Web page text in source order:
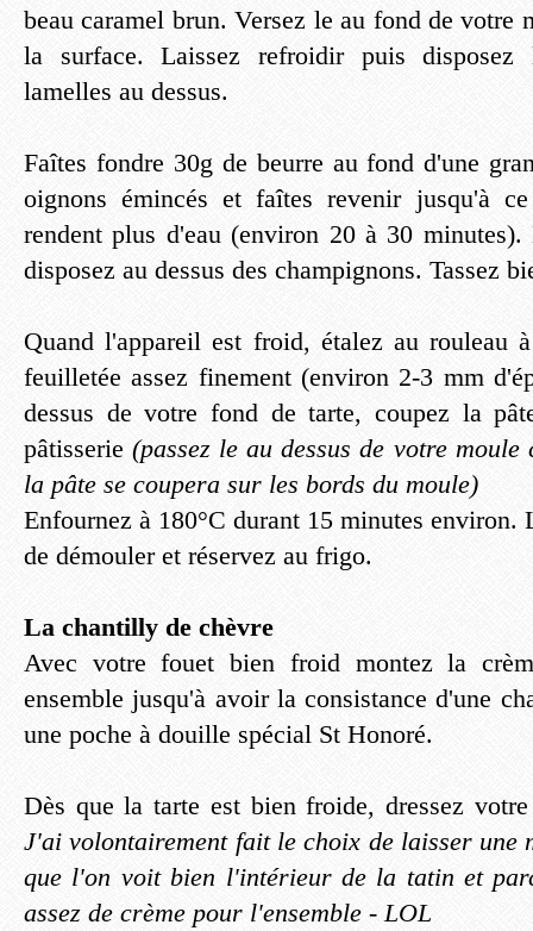
beau caramel brun. Versez le au fond de votre
la surface. Laissez refroidir puis disposez
lamelles au dessus.
Faîtes fondre 30g de beurre au fond d'une
oignons émincés et faîtes revenir jusqu'à
rendent plus d'eau (environ 20 à 30
disposez au dessus des champignons. Tassez
Quand l'appareil est froid, étalez au rouleau
feuilletée assez finement (environ 2-3 mm
dessus de votre fond de tarte, coupez la
pâtisserie(passez le au dessus de votre
la pâte se coupera sur les bords du moule)
Enfournez à 180°C durant 15 minutes environ.
de démouler et réservez au frigo.
La chantilly de chèvre
Avec votre fouet bien froid montez la
ensemble jusqu'à avoir la consistance d'une
une poche à douille spécial St Honoré.
Dès que la tarte est bien froide, dressez
J'ai volontairement fait le choix de laisser une
que l'on voit bien l'intérieur de la tatin et
assez de crème pour l'ensemble - LOL